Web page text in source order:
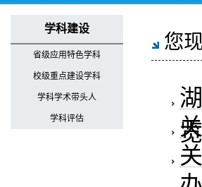
学科建设
省级应用特色学科
校级重点建设学科
学科学术带头人
学科评估
您